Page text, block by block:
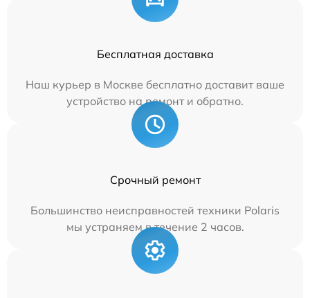
Бесплатная доставка
Наш курьер в Москве бесплатно доставит ваше
устройство на ремонт и обратно.
Срочный ремонт
Большинство неисправностей техники Polaris
мы устраняем в течение 2 часов.